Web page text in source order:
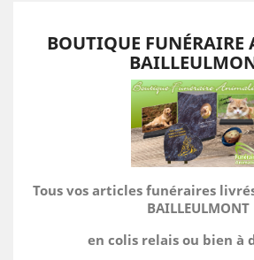
BOUTIQUE
Tous vos articles funéraires
BAILLEULMONT
en colis relais ou bien à